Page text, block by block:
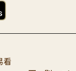
弟子有一個下腳
順法理。
看